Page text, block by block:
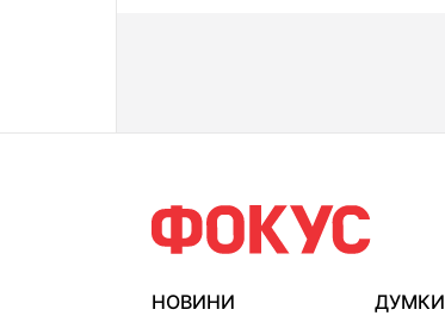
НОВИНИ ДУМКИ